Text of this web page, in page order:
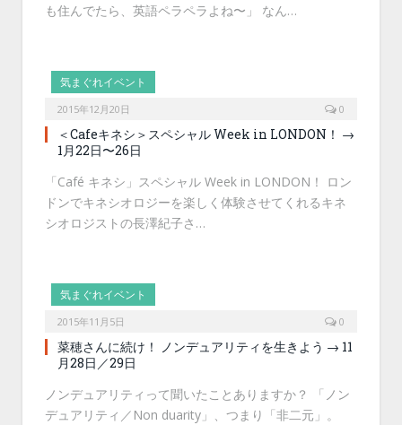
も住んでたら、英語ペラペラよね〜」 なん…
気まぐれイベント
2015年12月20日 0
＜Cafeキネシ＞スペシャル Week in LONDON！ →
1月22日〜26日
「Café キネシ」スペシャル Week in LONDON！ ロン
ドンでキネシオロジーを楽しく体験させてくれるキネ
シオロジストの長澤紀子さ…
気まぐれイベント
2015年11月5日 0
菜穂さんに続け！ ノンデュアリティを生きよう → 11
月28日／29日
ノンデュアリティって聞いたことありますか？ 「ノン
デュアリティ／Non duarity」、つまり「非二元」。